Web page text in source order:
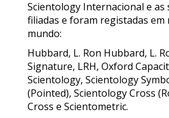
Scientology Internacional e as
filiadas e foram registadas em
mundo:
Hubbard, L. Ron Hubbard, L.
Signature, LRH, Oxford
Scientology, Scientology
(Pointed), Scientology Cross
Cross e Scientometric.